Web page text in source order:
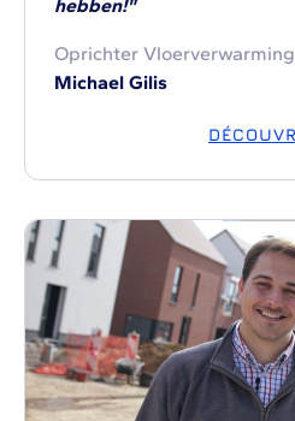
hebben!"
Oprichter
Michael Gilis